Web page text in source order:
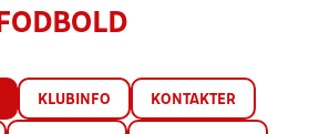
FODBOLD
KLUBINFO KONTAKTER